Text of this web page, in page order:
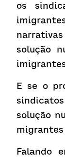
os
solução
E se o
solução
migrantes
Falando